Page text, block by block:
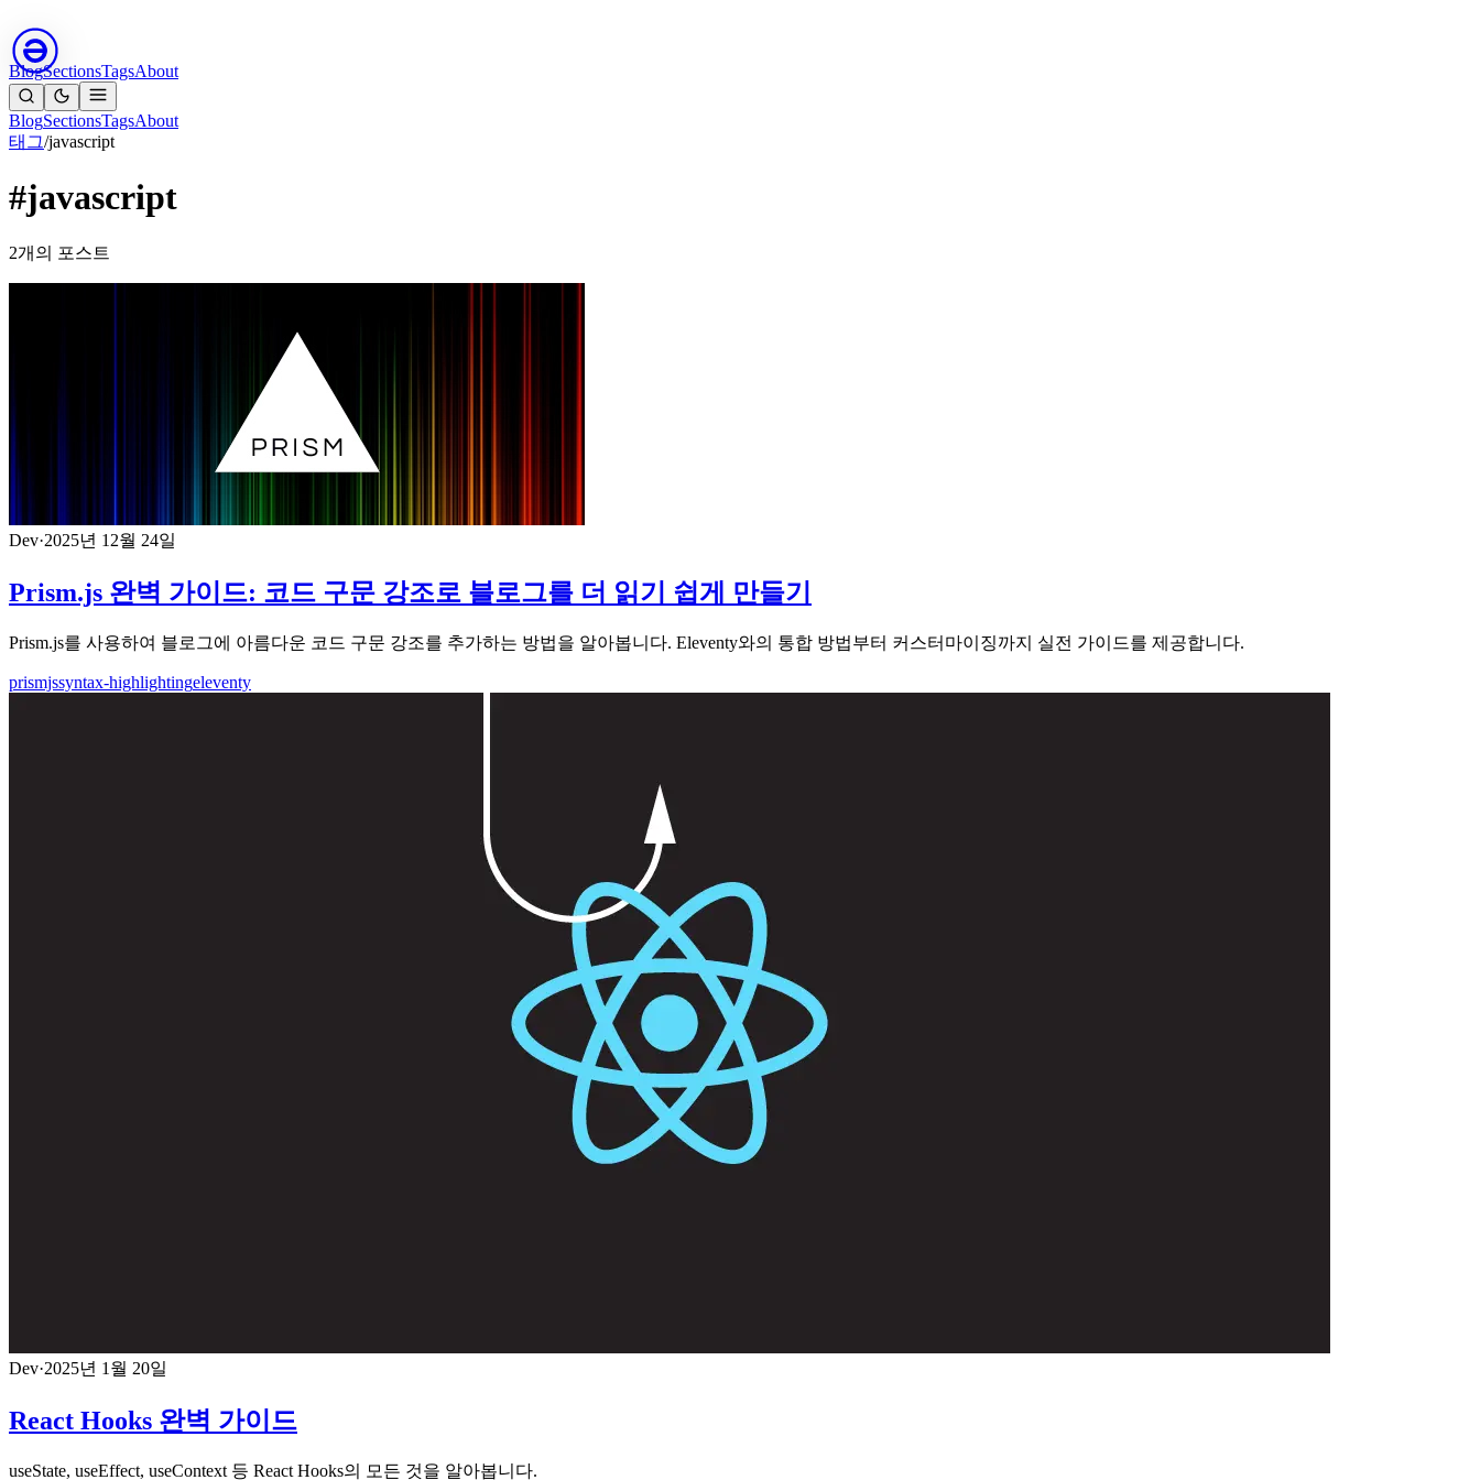
BlogSectionsTagsAbout
BlogSectionsTagsAbout
태그/javascript
#javascript
2개의 포스트
Dev·2025년 12월 24일
Prism.js 완벽 가이드: 코드 구문 강조로 블로그를 더 읽기 쉽게 만들기
Prism.js를 사용하여 블로그에 아름다운 코드 구문 강조를 추가하는 방법을 알아봅니다. Eleventy와의 통합 방법부터 커스터마이징까지 실전 가이드를 제공합니다.
prismjssyntax-highlightingeleventy
Dev·2025년 1월 20일
React Hooks 완벽 가이드
useState, useEffect, useContext 등 React Hooks의 모든 것을 알아봅니다.